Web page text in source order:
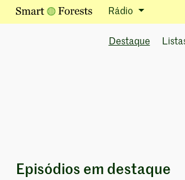
Rádio
Destaque
Episódios em destaque